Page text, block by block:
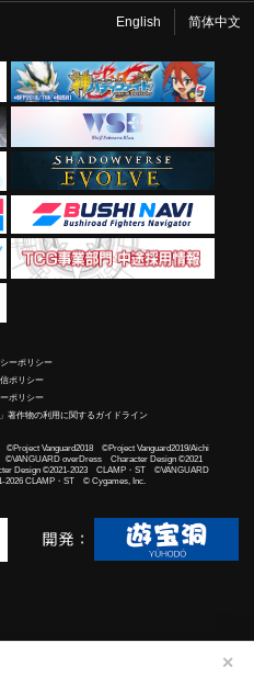
✕
English 简体中文
ーポリシー
ポリシー
ポリシー
著作物の利用に関するガイドライン
Vanguard2018 ©Project Vanguard2019/Aichi
overDress Character Design ©2021
Design ©2021-2023 CLAMP・ST ©VANGUARD
2026 CLAMP・ST © Cygames, Inc.